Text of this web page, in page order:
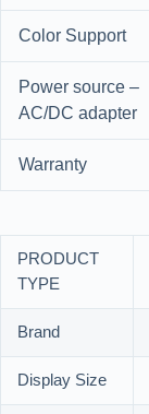
Color Support
Power source –
AC/DC adapter
Warranty
PRODUCT
TYPE
Brand
Display Size